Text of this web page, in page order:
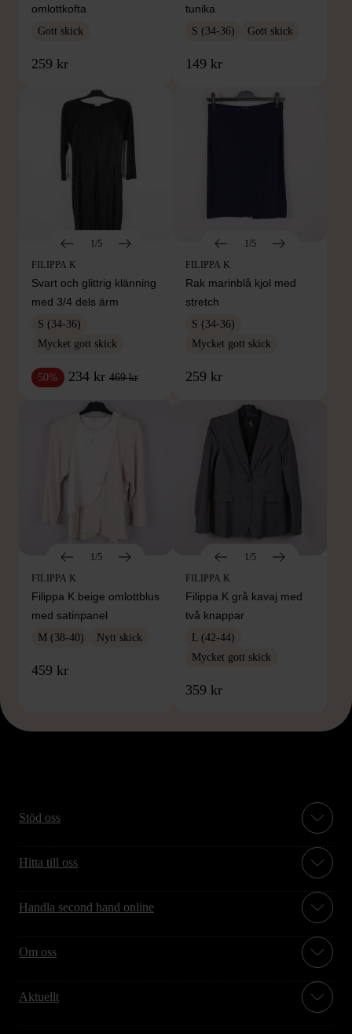
omlottkofta
Gott skick
259 kr
tunika
S (34-36) Gott skick
149 kr
1/5
FILIPPA K
Svart och glittrig klänning
med 3/4 dels ärm
S (34-36)
Mycket gott skick
50% 234 kr 469 kr
1/5
FILIPPA K
Rak marinblå kjol med
stretch
S (34-36)
Mycket gott skick
259 kr
1/5
FILIPPA K
Filippa K beige omlottblus
med satinpanel
M (38-40) Nytt skick
459 kr
1/5
FILIPPA K
Filippa K grå kavaj med
två knappar
L (42-44)
Mycket gott skick
359 kr
Stöd oss
Hitta till oss
Handla second hand online
Om oss
Aktuellt